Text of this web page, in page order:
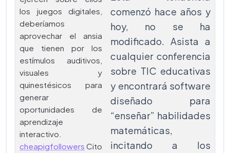
los juegos digitales,
deberíamos
aprovechar el ansia
que tienen por los
estímulos auditivos,
visuales y
quinestésicos para
generar
oportunidades de
aprendizaje
interactivo.
cheapigfollowers Cito
comenzó hace años y
hoy, no se ha
modificado. Asista a
cualquier conferencia
sobre TIC educativas
y encontrará software
diseñado para
“enseñar” habilidades
matemáticas,
incitando a los